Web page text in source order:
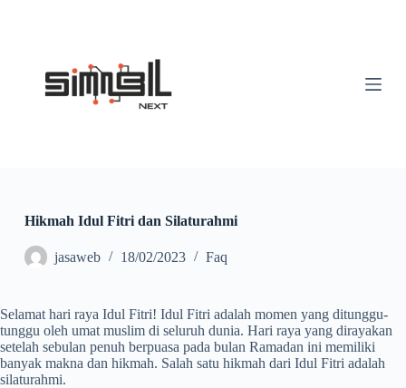
Hikmah Idul Fitri dan Silaturahmi
jasaweb 18/02/2023 Faq
Selamat hari raya Idul Fitri! Idul Fitri adalah momen yang ditunggu-
tunggu oleh umat muslim di seluruh dunia. Hari raya yang dirayakan
setelah sebulan penuh berpuasa pada bulan Ramadan ini memiliki
banyak makna dan hikmah. Salah satu hikmah dari Idul Fitri adalah
silaturahmi.